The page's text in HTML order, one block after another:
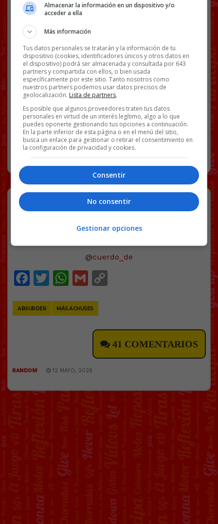
♬ sonido original – pepeylucas
Facebook
Twitter
WhatsApp
Gmail
Copy
Link
COMIDA COMIDA A DOMICILIO PEPE Y LUCAS VÍDEOS
56 COMENTARIOS
12 MAYO, 2026
Sidote
@cuerdo_de
Facebook
Twitter
WhatsApp
Gmail
ABSURDER MÁS ACHUSES
41 COMENTARIOS
RANDOM 12 MAYO, 2026
Almacenar la información en un dispositivo y/o
acceder a ella
Más información
Tus datos personales se tratarán y la información de tu
dispositivo (cookies, identificadores únicos y otros datos en
el dispositivo) podrá ser almacenada y consultada por 643
partners y compartida con ellos, o bien usada
específicamente por este sitio. Tanto nosotros como
nuestros partners podemos usar datos precisos de
geolocalización. Lista de partners.
Es posible que algunos proveedores traten tus datos
personales en virtud de un interés legítimo, algo a lo que
puedes oponerte gestionando tus opciones a continuación.
En la parte inferior de esta página o en el menú del sitio,
busca un enlace para gestionar o retirar el consentimiento en
la configuración de privacidad y cookies.
Consentir
No consentir
Gestionar opciones